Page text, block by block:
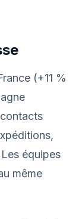
(+11 %
équipes
même